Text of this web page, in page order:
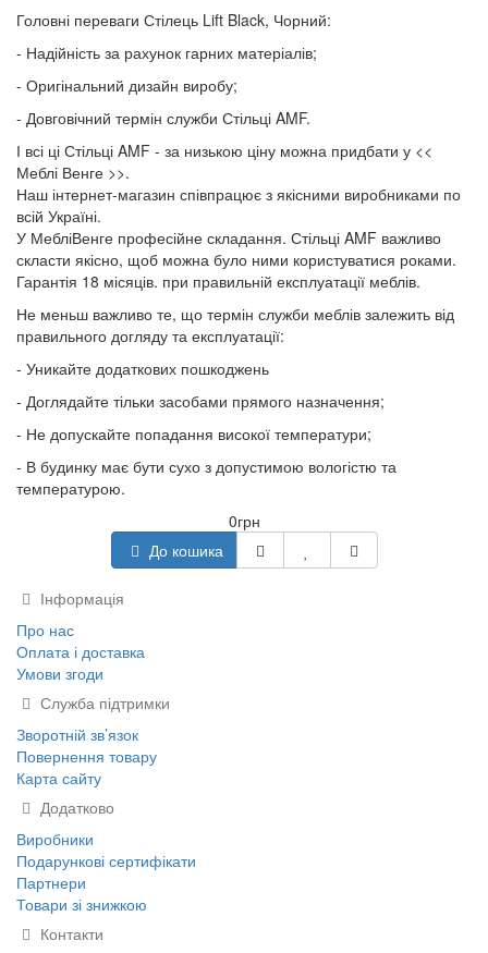
Головні переваги Стілець Lift Black, Чорний:
- Надійність за рахунок гарних матеріалів;
- Оригінальний дизайн виробу;
- Довговічний термін служби Стільці AMF.
І всі ці Стільці AMF - за низькою ціну можна придбати у <<
Меблі Венге >>.
Наш інтернет-магазин співпрацює з якісними виробниками по
всій Україні.
У МебліВенге професійне складання. Стільці AMF важливо
скласти якісно, щоб можна було ними користуватися роками.
Гарантія 18 місяців. при правильній експлуатації меблів.
Не меньш важливо те, що термін служби меблів залежить від
правильного догляду та експлуатації:
- Уникайте додаткових пошкоджень
- Доглядайте тільки засобами прямого назначення;
- Не допускайте попадання високої температури;
- В будинку має бути сухо з допустимою вологістю та
температурою.
0грн
До кошика
Інформація
Про нас
Оплата і доставка
Умови згоди
Служба підтримки
Зворотній зв’язок
Повернення товару
Карта сайту
Додатково
Виробники
Подарункові сертифікати
Партнери
Товари зі знижкою
Контакти